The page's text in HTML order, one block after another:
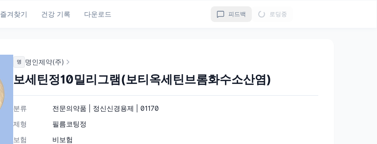
즐겨찾기 건강 기록 다운로드 피드백 로딩중
명 명인제약(주)
보세틴정10밀리그램(보티옥세틴브롬화수소산염)
분류
전문의약품 | 정신신경용제 | 01170
제형
필름코팅정
보험
비보험